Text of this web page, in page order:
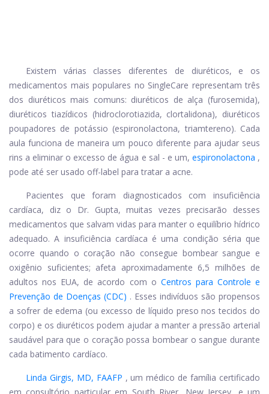
Existem várias classes diferentes de diuréticos, e os
medicamentos mais populares no SingleCare representam três
dos diuréticos mais comuns: diuréticos de alça (furosemida),
diuréticos tiazídicos (hidroclorotiazida, clortalidona), diuréticos
poupadores de potássio (espironolactona, triamtereno). Cada
aula funciona de maneira um pouco diferente para ajudar seus
rins a eliminar o excesso de água e sal - e um, espironolactona ,
pode até ser usado off-label para tratar a acne.
Pacientes que foram diagnosticados com insuficiência
cardíaca, diz o Dr. Gupta, muitas vezes precisarão desses
medicamentos que salvam vidas para manter o equilíbrio hídrico
adequado. A insuficiência cardíaca é uma condição séria que
ocorre quando o coração não consegue bombear sangue e
oxigênio suficientes; afeta aproximadamente 6,5 milhões de
adultos nos EUA, de acordo com o Centros para Controle e
Prevenção de Doenças (CDC) . Esses indivíduos são propensos
a sofrer de edema (ou excesso de líquido preso nos tecidos do
corpo) e os diuréticos podem ajudar a manter a pressão arterial
saudável para que o coração possa bombear o sangue durante
cada batimento cardíaco.
Linda Girgis, MD, FAAFP , um médico de família certificado